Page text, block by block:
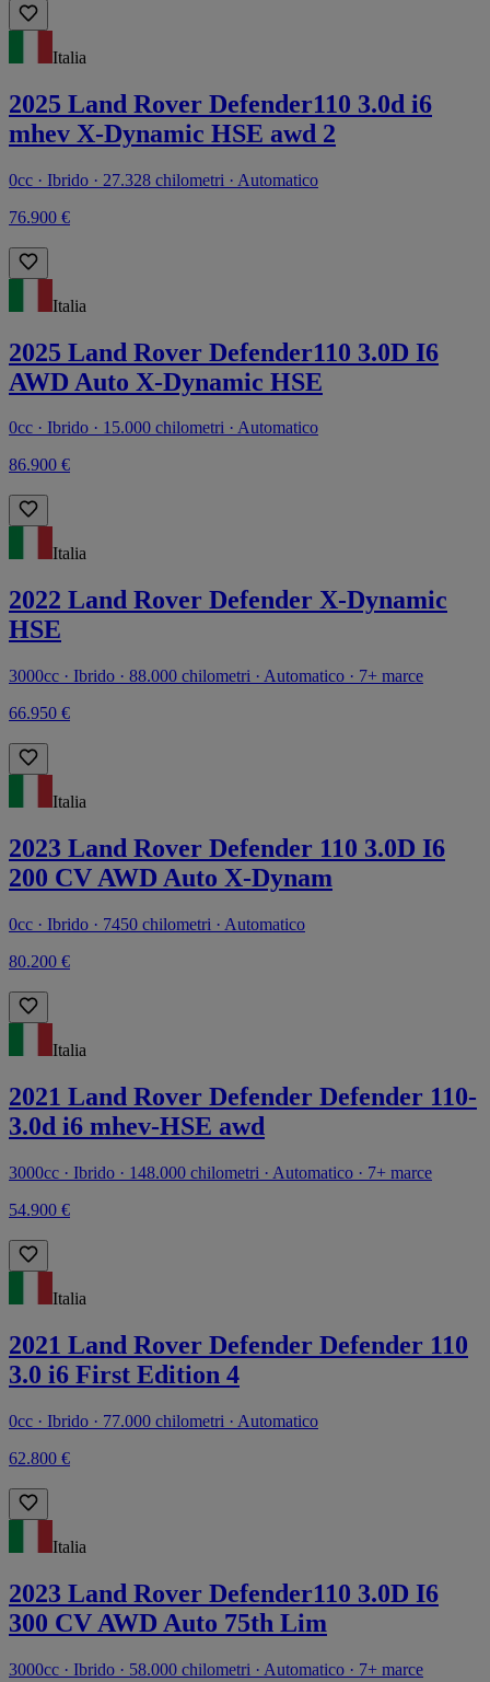
Italia
2025 Land Rover Defender110 3.0d i6
mhev X-Dynamic HSE awd 2
0cc · Ibrido · 27.328 chilometri · Automatico
76.900 €
Italia
2025 Land Rover Defender110 3.0D I6
AWD Auto X-Dynamic HSE
0cc · Ibrido · 15.000 chilometri · Automatico
86.900 €
Italia
2022 Land Rover Defender X-Dynamic
HSE
3000cc · Ibrido · 88.000 chilometri · Automatico · 7+ marce
66.950 €
Italia
2023 Land Rover Defender 110 3.0D I6
200 CV AWD Auto X-Dynam
0cc · Ibrido · 7450 chilometri · Automatico
80.200 €
Italia
2021 Land Rover Defender Defender 110-
3.0d i6 mhev-HSE awd
3000cc · Ibrido · 148.000 chilometri · Automatico · 7+ marce
54.900 €
Italia
2021 Land Rover Defender Defender 110
3.0 i6 First Edition 4
0cc · Ibrido · 77.000 chilometri · Automatico
62.800 €
Italia
2023 Land Rover Defender110 3.0D I6
300 CV AWD Auto 75th Lim
3000cc · Ibrido · 58.000 chilometri · Automatico · 7+ marce